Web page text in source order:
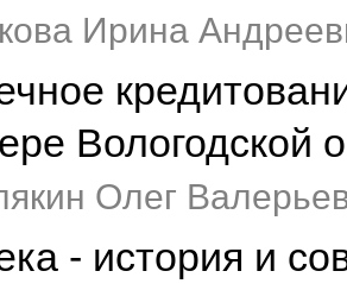
Ирина
Вологодской
Олег
- история и